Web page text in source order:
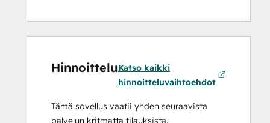
HinnoitteluKatso kaikki
hinnoitteluvaihtoehdot
Tämä sovellus vaatii yhden seuraavista
palvelun kritmatta tilauksista.